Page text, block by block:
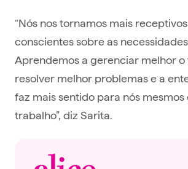
“Nós nos tornamos mais
conscientes sobre as
Aprendemos a gerenciar melhor o
resolver melhor problemas e a
faz mais sentido para nós mesmos
trabalho”, diz Sarita.